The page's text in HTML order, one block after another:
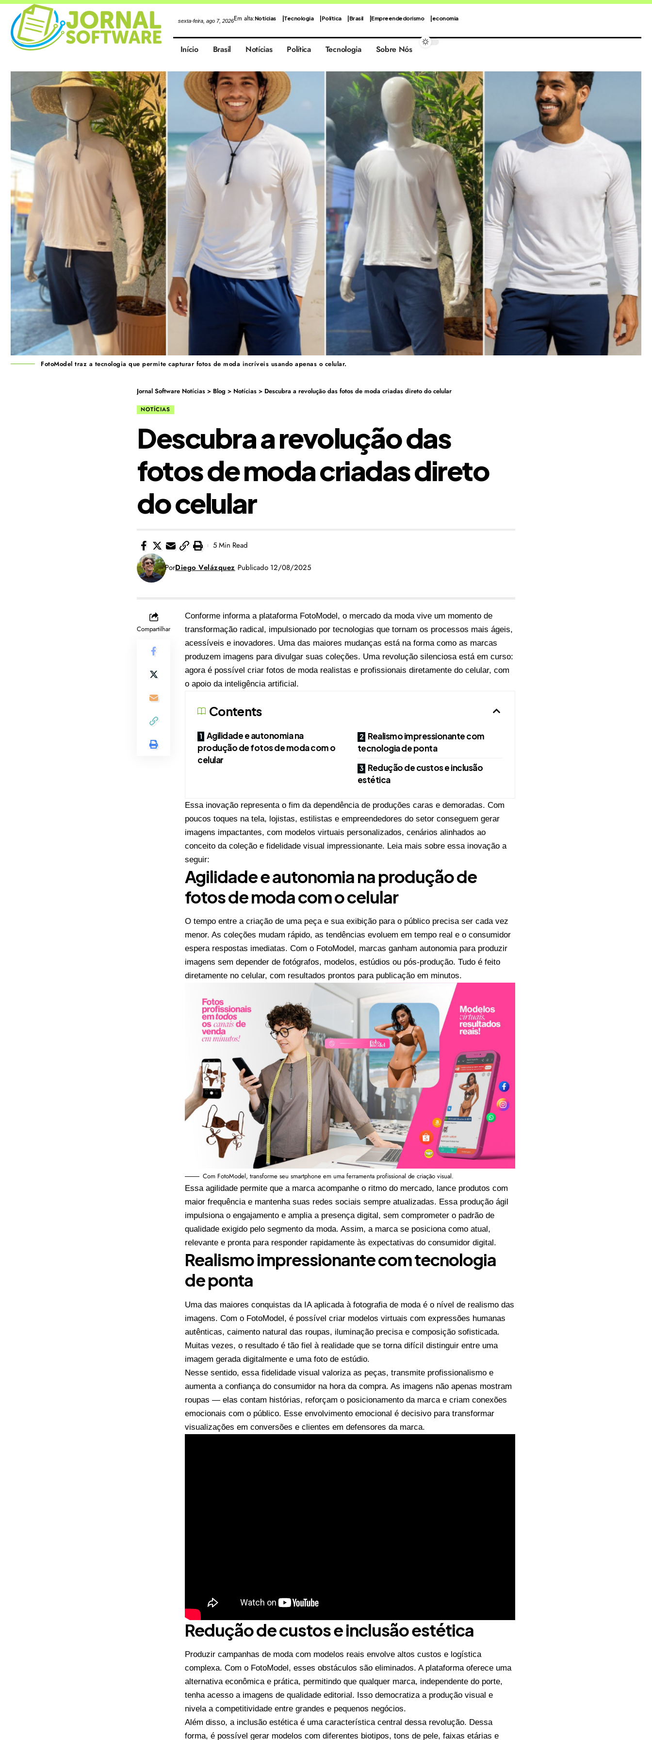
sexta-feira, ago 7, 2026Em alta:Notícias Tecnologia Política Brasil Empreendedorismo economia
Início Brasil Notícias Política Tecnologia Sobre Nós
FotoModel traz a tecnologia que permite capturar fotos de moda incríveis usando apenas o celular.
Jornal Software Notícias > Blog > Notícias > Descubra a revolução das fotos de moda criadas direto do celular
NOTÍCIAS
Descubra a revolução das
fotos de moda criadas direto
do celular
PorDiego Velázquez Publicado 12/08/2025
5 Min Read
Compartilhar
Conforme informa a plataforma FotoModel, o mercado da moda vive um momento de
transformação radical, impulsionado por tecnologias que tornam os processos mais ágeis,
acessíveis e inovadores. Uma das maiores mudanças está na forma como as marcas
produzem imagens para divulgar suas coleções. Uma revolução silenciosa está em curso:
agora é possível criar fotos de moda realistas e profissionais diretamente do celular, com
o apoio da inteligência artificial.
Contents
Agilidade e autonomia na
produção de fotos de moda com o
celular
Realismo impressionante com
tecnologia de ponta
Redução de custos e inclusão
estética
Essa inovação representa o fim da dependência de produções caras e demoradas. Com
poucos toques na tela, lojistas, estilistas e empreendedores do setor conseguem gerar
imagens impactantes, com modelos virtuais personalizados, cenários alinhados ao
conceito da coleção e fidelidade visual impressionante. Leia mais sobre essa inovação a
seguir:
Agilidade e autonomia na produção de
fotos de moda com o celular
O tempo entre a criação de uma peça e sua exibição para o público precisa ser cada vez
menor. As coleções mudam rápido, as tendências evoluem em tempo real e o consumidor
espera respostas imediatas. Com o FotoModel, marcas ganham autonomia para produzir
imagens sem depender de fotógrafos, modelos, estúdios ou pós-produção. Tudo é feito
diretamente no celular, com resultados prontos para publicação em minutos.
Com FotoModel, transforme seu smartphone em uma ferramenta profissional de criação visual.
Essa agilidade permite que a marca acompanhe o ritmo do mercado, lance produtos com
maior frequência e mantenha suas redes sociais sempre atualizadas. Essa produção ágil
impulsiona o engajamento e amplia a presença digital, sem comprometer o padrão de
qualidade exigido pelo segmento da moda. Assim, a marca se posiciona como atual,
relevante e pronta para responder rapidamente às expectativas do consumidor digital.
Realismo impressionante com tecnologia
de ponta
Uma das maiores conquistas da IA aplicada à fotografia de moda é o nível de realismo das
imagens. Com o FotoModel, é possível criar modelos virtuais com expressões humanas
autênticas, caimento natural das roupas, iluminação precisa e composição sofisticada.
Muitas vezes, o resultado é tão fiel à realidade que se torna difícil distinguir entre uma
imagem gerada digitalmente e uma foto de estúdio.
Nesse sentido, essa fidelidade visual valoriza as peças, transmite profissionalismo e
aumenta a confiança do consumidor na hora da compra. As imagens não apenas mostram
roupas — elas contam histórias, reforçam o posicionamento da marca e criam conexões
emocionais com o público. Esse envolvimento emocional é decisivo para transformar
visualizações em conversões e clientes em defensores da marca.
Redução de custos e inclusão estética
Produzir campanhas de moda com modelos reais envolve altos custos e logística
complexa. Com o FotoModel, esses obstáculos são eliminados. A plataforma oferece uma
alternativa econômica e prática, permitindo que qualquer marca, independente do porte,
tenha acesso a imagens de qualidade editorial. Isso democratiza a produção visual e
nivela a competitividade entre grandes e pequenos negócios.
Além disso, a inclusão estética é uma característica central dessa revolução. Dessa
forma, é possível gerar modelos com diferentes biotipos, tons de pele, faixas etárias e